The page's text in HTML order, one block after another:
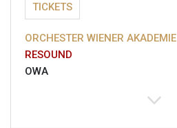
TICKETS
ORCHESTER WIENER AKADEMIE
RESOUND
OWA